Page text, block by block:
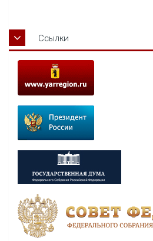
Ссылки